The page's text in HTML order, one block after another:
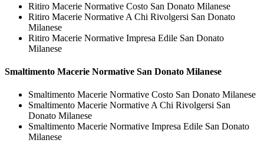
Ritiro Macerie Normative Costo San Donato Milanese
Ritiro Macerie Normative A Chi Rivolgersi San Donato
Milanese
Ritiro Macerie Normative Impresa Edile San Donato
Milanese
Smaltimento Macerie Normative San Donato Milanese
Smaltimento Macerie Normative Costo San Donato Milanese
Smaltimento Macerie Normative A Chi Rivolgersi San
Donato Milanese
Smaltimento Macerie Normative Impresa Edile San Donato
Milanese